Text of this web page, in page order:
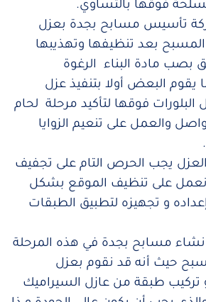
فوقها بالتساوي.
تأسيس مسابح بجدة بعزل
بعد تنظيفها وتهذيبها
مادة البناء الرغوة
يقوم البعض أولا بتنفيذ عزل
البلورات فوقها لتأكيد مرحلة لحام
والعمل على تنعيم الزوايا
يجب الحرص التام على تجفيف
على تنظيف الموقع بشكل
و تجهيزه لتطبيق الطبقات
مسابح بجدة في هذه المرحلة
حيث أنه قد نقوم بعزل
تركيب طبقة من عازل السيراميك